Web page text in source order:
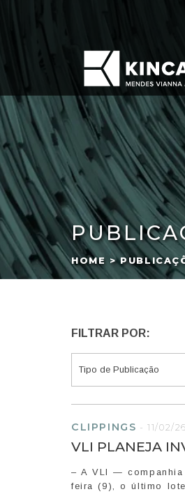
HOME >
FILTRAR POR:
CLIPPINGS -11/02/26
VLI PLANEJA
– A VLI —
feira (9), o último